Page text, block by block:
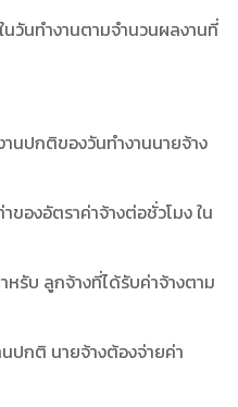
นวันทำงานตามจำนวนผลงานที่
านปกติของวันทำงานนายจ้าง
ของอัตราค่าจ้างต่อชั่วโมง ใน
รับ ลูกจ้างที่ได้รับค่าจ้างตาม
นปกติ นายจ้างต้องจ่ายค่า